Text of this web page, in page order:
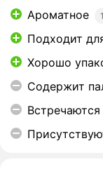
Ароматное
Подходит
Хорошо
Содержит
Встречаются